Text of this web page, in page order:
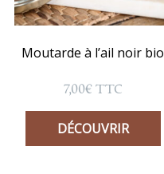
Moutarde à l’ail noir bio
7,00€TTC
DÉCOUVRIR